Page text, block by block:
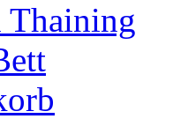
Thaining